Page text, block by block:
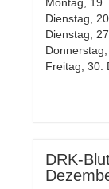
Dienstag,
Dienstag,
Freitag, 30.
DRK-